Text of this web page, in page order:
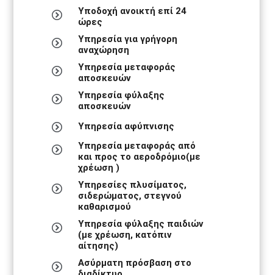
Υποδοχή ανοικτή επί 24
ώρες
Υπηρεσία για γρήγορη
αναχώρηση
Υπηρεσία μεταφοράς
αποσκευών
Υπηρεσία φύλαξης
αποσκευών
Υπηρεσία αφύπνισης
Υπηρεσία μεταφοράς από
και προς το αεροδρόμιο(με
χρέωση )
Υπηρεσίες πλυσίματος,
σιδερώματος, στεγνού
καθαρισμού
Υπηρεσία φύλαξης παιδιών
(με χρέωση, κατόπιν
αίτησης)
Ασύρματη πρόσβαση στο